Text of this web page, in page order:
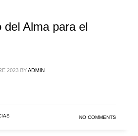
del Alma para el
2023 BYADMIN
NO COMMENTS